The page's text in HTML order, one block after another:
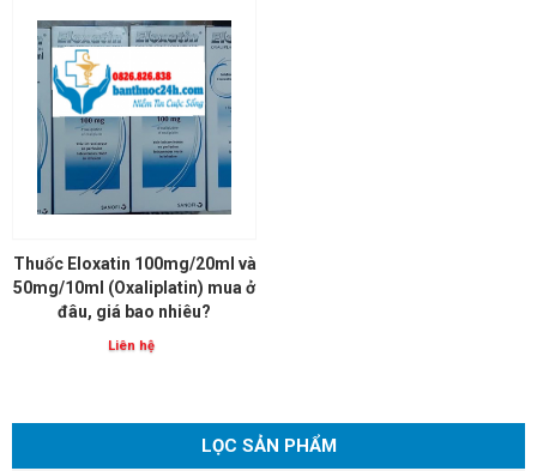
Thuốc Eloxatin 100mg/20ml và
50mg/10ml (Oxaliplatin) mua ở
đâu, giá bao nhiêu?
Liên hệ
LỌC SẢN PHẨM